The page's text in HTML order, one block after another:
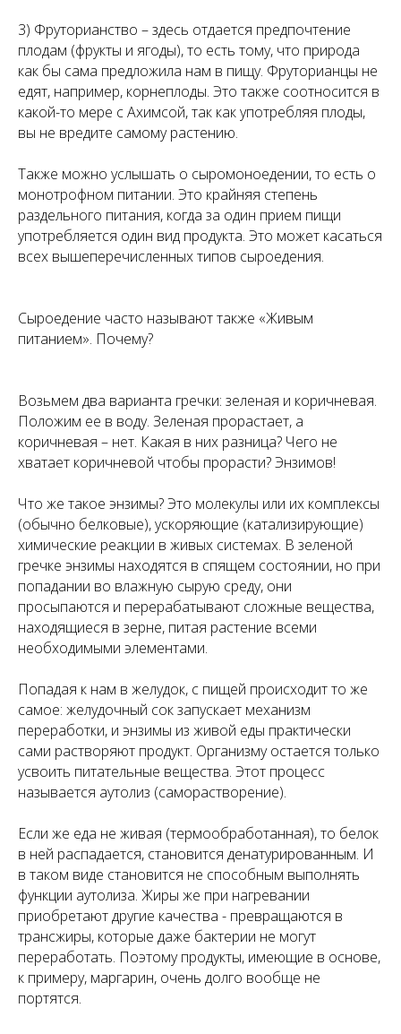
3) Фруторианство – здесь отдается предпочтение
плодам (фрукты и ягоды), то есть тому, что природа
как бы сама предложила нам в пищу. Фруторианцы не
едят, например, корнеплоды. Это также соотносится в
какой-то мере с Ахимсой, так как употребляя плоды,
вы не вредите самому растению.
Также можно услышать о сыромоноедении, то есть о
монотрофном питании. Это крайняя степень
раздельного питания, когда за один прием пищи
употребляется один вид продукта. Это может касаться
всех вышеперечисленных типов сыроедения.
Сыроедение часто называют также «Живым
питанием». Почему?
Возьмем два варианта гречки: зеленая и коричневая.
Положим ее в воду. Зеленая прорастает, а
коричневая – нет. Какая в них разница? Чего не
хватает коричневой чтобы прорасти? Энзимов!
Что же такое энзимы? Это молекулы или их комплексы
(обычно белковые), ускоряющие (катализирующие)
химические реакции в живых системах. В зеленой
гречке энзимы находятся в спящем состоянии, но при
попадании во влажную сырую среду, они
просыпаются и перерабатывают сложные вещества,
находящиеся в зерне, питая растение всеми
необходимыми элементами.
Попадая к нам в желудок, с пищей происходит то же
самое: желудочный сок запускает механизм
переработки, и энзимы из живой еды практически
сами растворяют продукт. Организму остается только
усвоить питательные вещества. Этот процесс
называется аутолиз (саморастворение).
Если же еда не живая (термообработанная), то белок
в ней распадается, становится денатурированным. И
в таком виде становится не способным выполнять
функции аутолиза. Жиры же при нагревании
приобретают другие качества - превращаются в
трансжиры, которые даже бактерии не могут
переработать. Поэтому продукты, имеющие в основе,
к примеру, маргарин, очень долго вообще не
портятся.